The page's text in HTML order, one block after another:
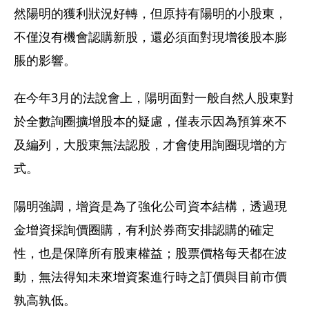
然陽明的獲利狀況好轉，但原持有陽明的小股東，
不僅沒有機會認購新股，還必須面對現增後股本膨
脹的影響。
在今年3月的法說會上，陽明面對一般自然人股東對
於全數詢圈擴增股本的疑慮，僅表示因為預算來不
及編列，大股東無法認股，才會使用詢圈現增的方
式。
陽明強調，增資是為了強化公司資本結構，透過現
金增資採詢價圈購，有利於券商安排認購的確定
性，也是保障所有股東權益；股票價格每天都在波
動，無法得知未來增資案進行時之訂價與目前市價
孰高孰低。